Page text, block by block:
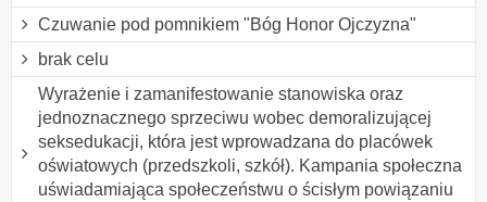
Czuwanie pod pomnikiem "Bóg Honor Ojczyzna"
brak celu
Wyrażenie i zamanifestowanie stanowiska oraz
jednoznacznego sprzeciwu wobec demoralizującej
seksedukacji, która jest wprowadzana do placówek
oświatowych (przedszkoli, szkół). Kampania społeczna
uświadamiająca społeczeństwu o ścisłym powiązaniu